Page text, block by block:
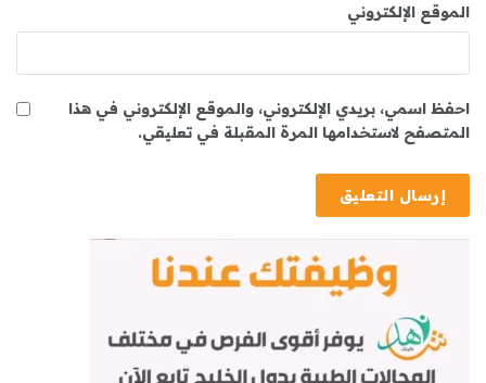
الموقع الإلكتروني
احفظ اسمي، بريدي الإلكتروني، والموقع الإلكتروني في هذا
المتصفح لاستخدامها المرة المقبلة في تعليقي.